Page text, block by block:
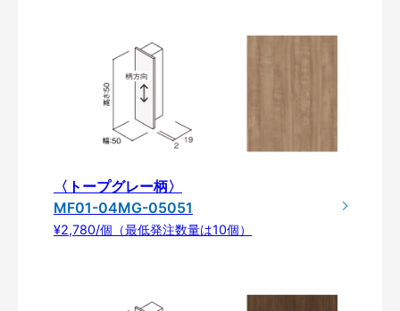
〈トープグレー柄〉
MF01-04MG-05051
¥2,780/個（最低発注数量は10個）